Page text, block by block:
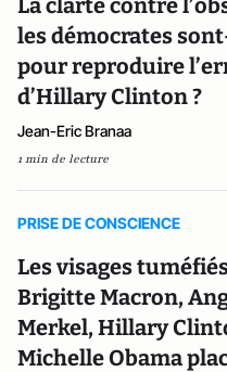
La clarté contre
les démocrates
pour reproduire
d’Hillary Clinton ?
Jean-Eric Branaa
1 min de lecture
PRISE DE CONSCIENCE
Les visages
Brigitte Macron,
Merkel, Hillary
Michelle Obama